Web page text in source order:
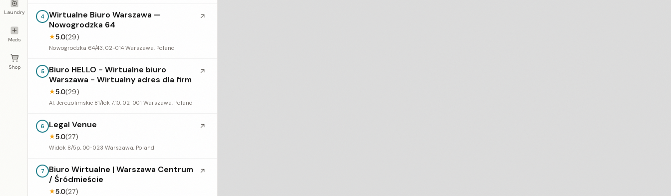
Laundry
Meds
Shop
4
Wirtualne Biuro Warszawa —
Nowogrodzka 64
★5.0(29)
Nowogrodzka 64/43, 02-014 Warszawa, Poland
↗
5
Biuro HELLO - Wirtualne biuro
Warszawa - Wirtualny adres dla firm
★5.0(29)
Al. Jerozolimskie 81/lok 7.10, 02-001 Warszawa, Poland
↗
6 Legal Venue
★5.0(27)
Widok 8/5p, 00-023 Warszawa, Poland
↗
7
Biuro Wirtualne | Warszawa Centrum
/ Śródmieście
★5.0(27)
↗